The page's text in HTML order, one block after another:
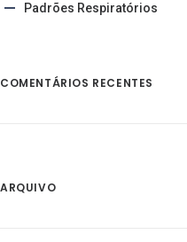
Padrões Respiratórios
COMENTÁRIOS RECENTES
ARQUIVO